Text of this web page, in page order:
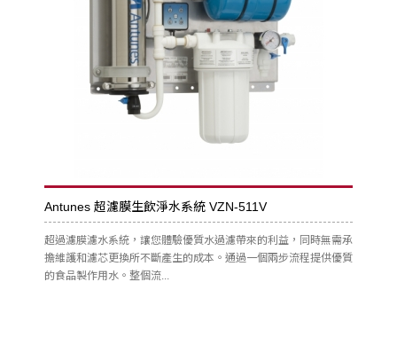
Antunes 超濾膜生飲淨水系統 VZN-511V
超過濾膜濾水系統，讓您體驗優質水過濾帶來的利益，同時無需承
擔維護和濾芯更換所不斷產生的成本。通過一個兩步流程提供優質
的食品製作用水。整個流...